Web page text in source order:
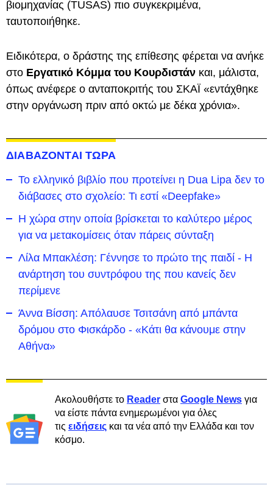
βιομηχανίας (TUSAS) πιο συγκεκριμένα,
ταυτοποιήθηκε.
Ειδικότερα, ο δράστης της επίθεσης φέρεται να ανήκε
στο Εργατικό Κόμμα του Κουρδιστάν και, μάλιστα,
όπως ανέφερε ο ανταποκριτής του ΣΚΑΪ «εντάχθηκε
στην οργάνωση πριν από οκτώ με δέκα χρόνια».
ΔΙΑΒΑΖΟΝΤΑΙ ΤΩΡΑ
Το ελληνικό βιβλίο που προτείνει η Dua Lipa δεν το
διάβασες στο σχολείο: Τι εστί «Deepfake»
Η χώρα στην οποία βρίσκεται το καλύτερο μέρος
για να μετακομίσεις όταν πάρεις σύνταξη
Λίλα Μπακλέση: Γέννησε το πρώτο της παιδί - Η
ανάρτηση του συντρόφου της που κανείς δεν
περίμενε
Άννα Βίσση: Απόλαυσε Τσιτσάνη από μπάντα
δρόμου στο Φισκάρδο - «Κάτι θα κάνουμε στην
Αθήνα»
Ακολουθήστε το Reader στα Google News για
να είστε πάντα ενημερωμένοι για όλες
τις ειδήσεις και τα νέα από την Ελλάδα και τον
κόσμο.